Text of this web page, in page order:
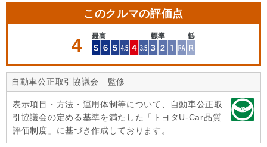
このクルマの評価点
4
自動車公正取引協議会 監修
表示項目・方法・運用体制等について、自動車公正取
引協議会の定める基準を満たした「トヨタU-Car品質
評価制度」に基づき作成しております。